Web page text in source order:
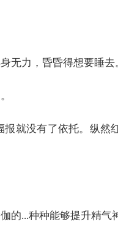
无力，昏昏得想要睡去
就没有了依托。纵然
的...种种能够提升精气